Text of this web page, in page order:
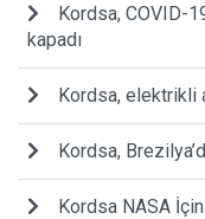
Kordsa, COVID-
kapadı
Kordsa, elektrikli
Kordsa,
Kordsa NASA